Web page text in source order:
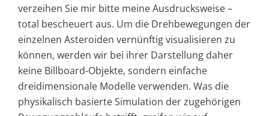
verzeihen Sie mir bitte meine Ausdrucksweise –
total bescheuert aus. Um die Drehbewegungen der
einzelnen Asteroiden vernünftig visualisieren zu
können, werden wir bei ihrer Darstellung daher
keine Billboard-Objekte, sondern einfache
dreidimensionale Modelle verwenden. Was die
physikalisch basierte Simulation der zugehörigen